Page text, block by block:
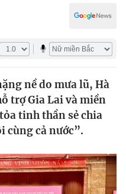
nề do mưa lũ, Hà
trợ Gia Lai và miền
tinh thần sẻ chia
cùng cả nước”.